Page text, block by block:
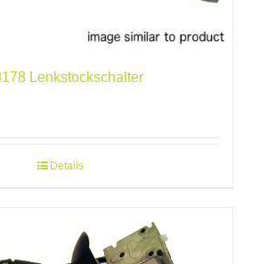
Lenkstockschalter
Details